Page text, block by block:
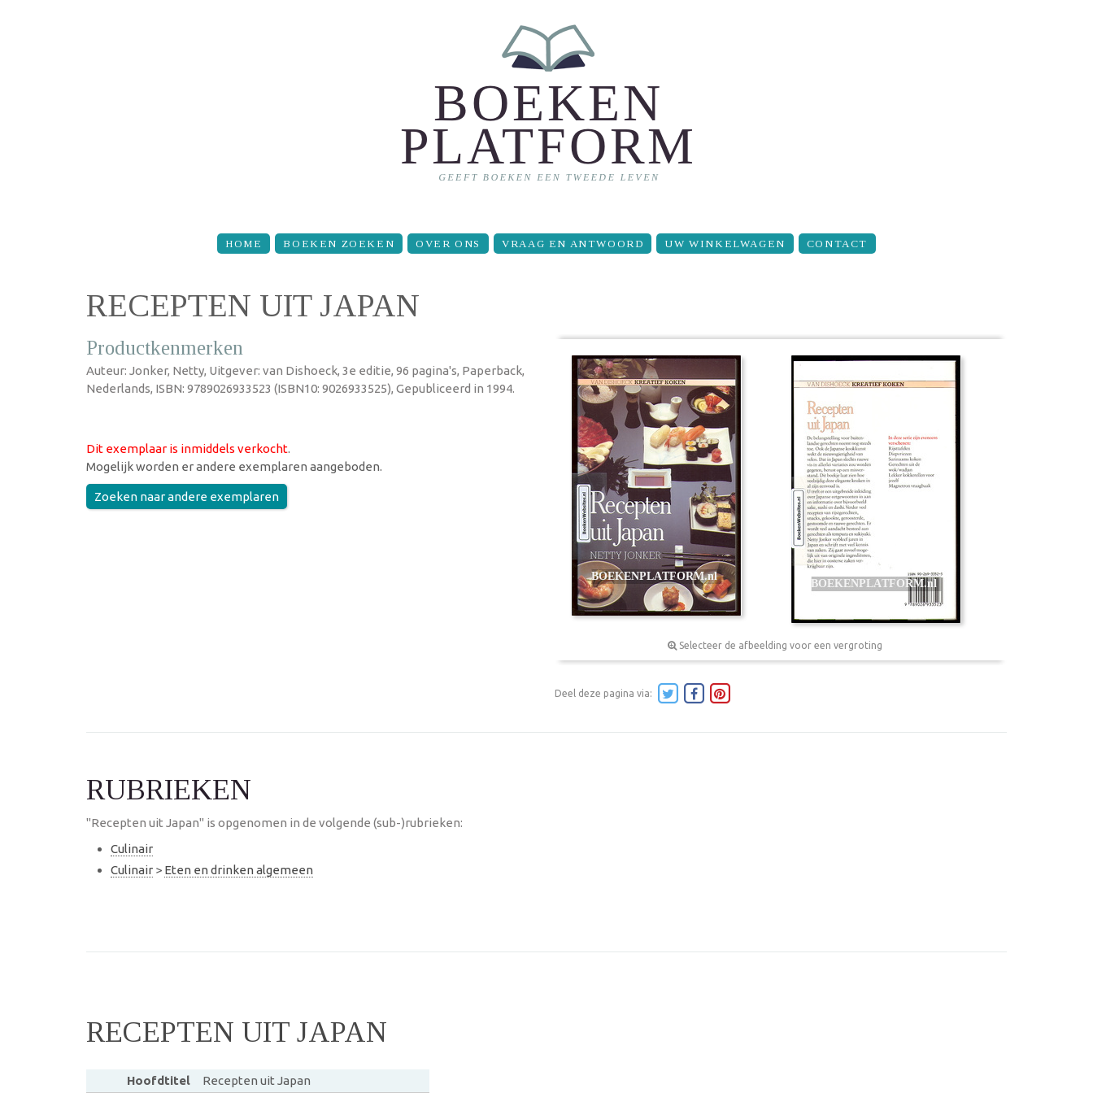
HOME BOEKEN ZOEKEN OVER ONS VRAAG EN ANTWOORD UW WINKELWAGEN CONTACT
RECEPTEN UIT JAPAN
Productkenmerken
Auteur: Jonker, Netty, Uitgever: van Dishoeck, 3e editie, 96 pagina's, Paperback,
Nederlands, ISBN: 9789026933523 (ISBN10: 9026933525), Gepubliceerd in 1994.
Dit exemplaar is inmiddels verkocht.
Mogelijk worden er andere exemplaren aangeboden.
Zoeken naar andere exemplaren
Selecteer de afbeelding voor een vergroting
Deel deze pagina via:
RUBRIEKEN
"Recepten uit Japan" is opgenomen in de volgende (sub-)rubrieken:
Culinair
Culinair > Eten en drinken algemeen
RECEPTEN UIT JAPAN
Hoofdtitel
Recepten uit Japan